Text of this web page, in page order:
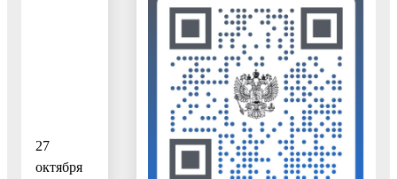
27
октября